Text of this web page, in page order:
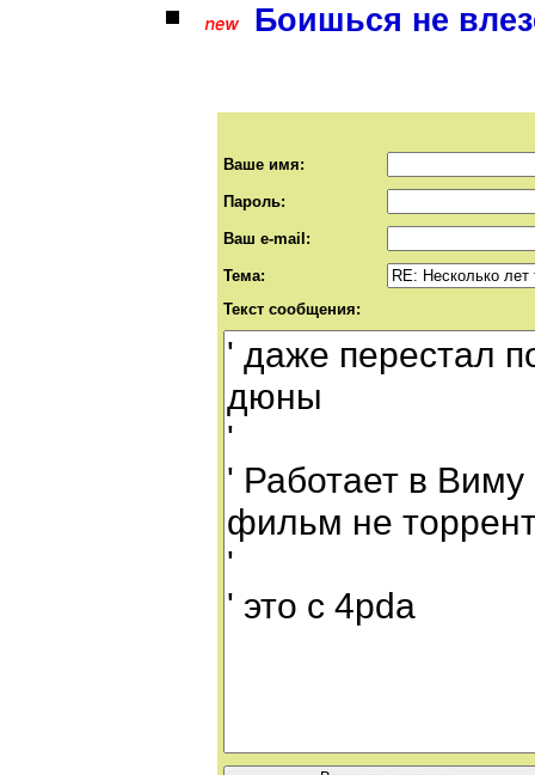
Боишься не
Ваше имя:
Пароль:
Ваш e-mail:
Тема:
Текст сообщения: